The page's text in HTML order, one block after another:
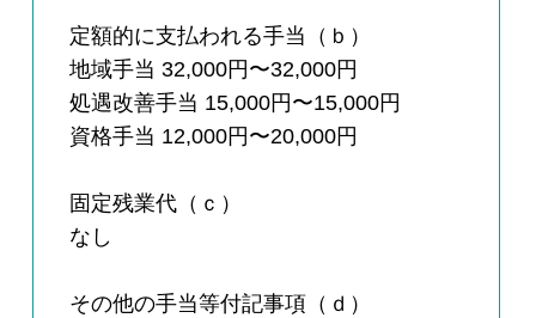
定額的に支払われる手当（ｂ）
地域手当 32,000円〜32,000円
処遇改善手当 15,000円〜15,000円
資格手当 12,000円〜20,000円
固定残業代（ｃ）
なし
その他の手当等付記事項（ｄ）